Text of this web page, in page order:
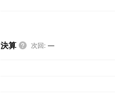
決算 次回: —